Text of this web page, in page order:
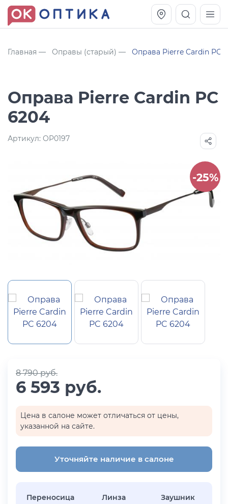
Главная Оправы (старый) Оправа Pierre Cardin PC
Оправа Pierre Cardin PC
6204
Артикул: OP0197
-25%
8 790 руб.
6 593 руб.
Цена в салоне может отличаться от цены,
указанной на сайте.
Уточняйте наличие в салоне
Переносица Линза Заушник
11 991руб.
Оправа Vogue OVO 4025
8 270